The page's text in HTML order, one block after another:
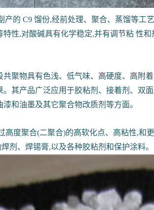
产的 C9 馏份,经前处理、聚合、蒸馏等工
特性,对酸碱具有化学稳定,并有调节粘 性
聚物具有色浅、低气味、高硬度、高附
其产品广泛应用于胶粘剂、接着剂、双
和油墨及其它聚合物改质剂等方面。
高度聚合(二聚合)的高软化点、高粘性,和
剂、焊锡膏,以及各种胶粘剂和保护涂料。